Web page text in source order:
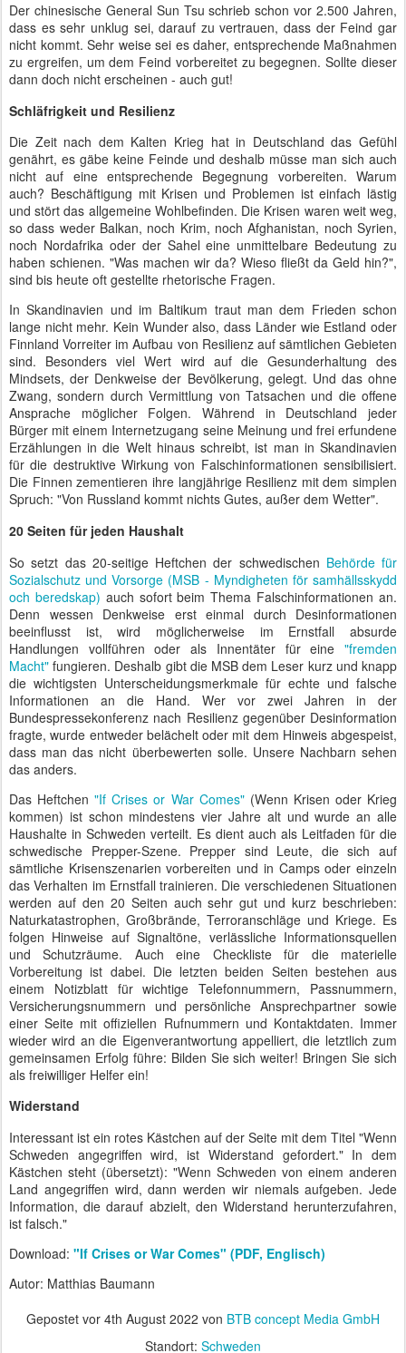
Der chinesische General Sun Tsu schrieb schon vor 2.500 Jahren,
dass es sehr unklug sei, darauf zu vertrauen, dass der Feind gar
nicht kommt. Sehr weise sei es daher, entsprechende Maßnahmen
zu ergreifen, um dem Feind vorbereitet zu begegnen. Sollte dieser
dann doch nicht erscheinen - auch gut!
Schläfrigkeit und Resilienz
Die Zeit nach dem Kalten Krieg hat in Deutschland das Gefühl
genährt, es gäbe keine Feinde und deshalb müsse man sich auch
nicht auf eine entsprechende Begegnung vorbereiten. Warum
auch? Beschäftigung mit Krisen und Problemen ist einfach lästig
und stört das allgemeine Wohlbefinden. Die Krisen waren weit weg,
so dass weder Balkan, noch Krim, noch Afghanistan, noch Syrien,
noch Nordafrika oder der Sahel eine unmittelbare Bedeutung zu
haben schienen. "Was machen wir da? Wieso fließt da Geld hin?",
sind bis heute oft gestellte rhetorische Fragen.
In Skandinavien und im Baltikum traut man dem Frieden schon
lange nicht mehr. Kein Wunder also, dass Länder wie Estland oder
Finnland Vorreiter im Aufbau von Resilienz auf sämtlichen Gebieten
sind. Besonders viel Wert wird auf die Gesunderhaltung des
Mindsets, der Denkweise der Bevölkerung, gelegt. Und das ohne
Zwang, sondern durch Vermittlung von Tatsachen und die offene
Ansprache möglicher Folgen. Während in Deutschland jeder
Bürger mit einem Internetzugang seine Meinung und frei erfundene
Erzählungen in die Welt hinaus schreibt, ist man in Skandinavien
für die destruktive Wirkung von Falschinformationen sensibilisiert.
Die Finnen zementieren ihre langjährige Resilienz mit dem simplen
Spruch: "Von Russland kommt nichts Gutes, außer dem Wetter".
20 Seiten für jeden Haushalt
So setzt das 20-seitige Heftchen der schwedischen Behörde für
Sozialschutz und Vorsorge (MSB - Myndigheten för samhällsskydd
och beredskap) auch sofort beim Thema Falschinformationen an.
Denn wessen Denkweise erst einmal durch Desinformationen
beeinflusst ist, wird möglicherweise im Ernstfall absurde
Handlungen vollführen oder als Innentäter für eine "fremden
Macht" fungieren. Deshalb gibt die MSB dem Leser kurz und knapp
die wichtigsten Unterscheidungsmerkmale für echte und falsche
Informationen an die Hand. Wer vor zwei Jahren in der
Bundespressekonferenz nach Resilienz gegenüber Desinformation
fragte, wurde entweder belächelt oder mit dem Hinweis abgespeist,
dass man das nicht überbewerten solle. Unsere Nachbarn sehen
das anders.
Das Heftchen"If Crises or War Comes"(Wenn Krisen oder Krieg
kommen) ist schon mindestens vier Jahre alt und wurde an alle
Haushalte in Schweden verteilt. Es dient auch als Leitfaden für die
schwedische Prepper-Szene. Prepper sind Leute, die sich auf
sämtliche Krisenszenarien vorbereiten und in Camps oder einzeln
das Verhalten im Ernstfall trainieren. Die verschiedenen Situationen
werden auf den 20 Seiten auch sehr gut und kurz beschrieben:
Naturkatastrophen, Großbrände, Terroranschläge und Kriege. Es
folgen Hinweise auf Signaltöne, verlässliche Informationsquellen
und Schutzräume. Auch eine Checkliste für die materielle
Vorbereitung ist dabei. Die letzten beiden Seiten bestehen aus
einem Notizblatt für wichtige Telefonnummern, Passnummern,
Versicherungsnummern und persönliche Ansprechpartner sowie
einer Seite mit offiziellen Rufnummern und Kontaktdaten. Immer
wieder wird an die Eigenverantwortung appelliert, die letztlich zum
gemeinsamen Erfolg führe: Bilden Sie sich weiter! Bringen Sie sich
als freiwilliger Helfer ein!
Widerstand
Interessant ist ein rotes Kästchen auf der Seite mit dem Titel "Wenn
Schweden angegriffen wird, ist Widerstand gefordert." In dem
Kästchen steht (übersetzt): "Wenn Schweden von einem anderen
Land angegriffen wird, dann werden wir niemals aufgeben. Jede
Information, die darauf abzielt, den Widerstand herunterzufahren,
ist falsch."
Download: "If Crises or War Comes" (PDF, Englisch)
Autor: Matthias Baumann
Gepostet vor 4th August 2022 von BTB concept Media GmbH
Standort: Schweden